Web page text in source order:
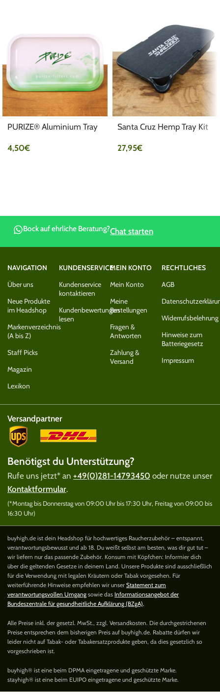
PURIZE® Aluminium Tray
4,50€
Santa Cruz Hemp Tray Kit
27,95€
Bock auf ehrliche Beratung?Chat starten
NAVIGATION
Über uns
Neue Produkte
im Headshop
Markenverzeichnis
(A bis Z)
Staff Picks
Magazin
Lexikon
KUNDENSERVICE
Kundenservice
kontaktieren
Kundenbewertungen
lesen
MEIN KONTO
Mein Konto
Meine
Bestellungen
Fragen &
Antworten
Zahlung &
Versand
RECHTLICHES
AGB
Widerrufsbelehrung
Hinweise zum
Batteriegesetz
Impressum
Versandpartner
Benötigst du Unterstützung?
Rufe uns jetzt* an +49(0)281-14793450 oder nutze unser
Kontaktformular.
(*Montag bis Donnerstag von 09:00 Uhr bis 17:30 Uhr, Freitag von 09:00 bis
16:30 Uhr)
buyhigh.de ist dein Headshop für hochwertiges Raucherzubehör – entspannt,
verantwortungsbewusst und ab 18. Du weißt selbst am besten, was dir gut tut –
wir liefern nur das passende Zubehör. Konsum mit Köpfchen: Informier dich
über die geltenden Gesetze in deinem Land. Unsere Produkte sind ausschließlich
für die Verwendung mit legalen Kräutern oder Tabak vorgesehen. Für
weiterführende Hinweise empfehlen wir unser Statement zum
verantwortungsvollen Umgang sowie das Informationsangebot der
Bundeszentrale für gesundheitliche Aufklärung (BZgA).
Alle Preise inkl. der gesetzl. MwSt., zzgl. Versandkosten. Die durchgestrichenen
Preise entsprechen dem bisherigen Preis auf buyhigh.de. Rabatte dürfen wir
leider nicht auf Tabak- oder Tabakersatzprodukte geben, da dies gesetzlich so
vorgeschrieben ist.
buyhigh® ist eine beim DPMA eingetragene und geschützte Marke.
stayhigh® ist eine beim EUIPO eingetragene und geschützte Marke.